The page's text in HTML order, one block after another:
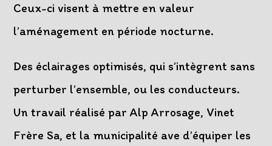
Ceux-ci visent à mettre en valeur
l’aménagement en période nocturne.
Des éclairages optimisés, qui s’intègrent sans
perturber l’ensemble, ou les conducteurs.
Un travail réalisé par Alp Arrosage, Vinet
Frère Sa, et la municipalité ave d’équiper les